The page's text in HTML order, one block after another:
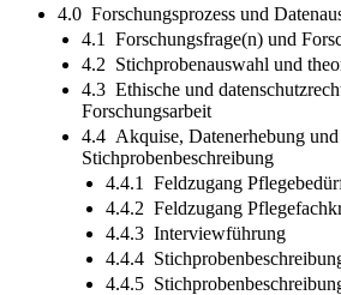
4.0 Forschungsprozess und
4.1 Forschungsfrage(n) und
4.2 Stichprobenauswahl und
4.3 Ethische und
Forschungsarbeit
4.4 Akquise, Datenerhebung und
Stichprobenbeschreibung
4.4.1 Feldzugang
4.4.2 Feldzugang
4.4.3 Interviewführung
4.4.4
4.4.5